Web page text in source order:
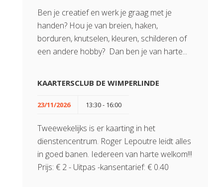
Ben je creatief en werk je graag met je
handen? Hou je van breien, haken,
borduren, knutselen, kleuren, schilderen of
een andere hobby? Dan ben je van harte...
KAARTERSCLUB DE WIMPERLINDE
23/11/2026 13:30 - 16:00
Tweewekelijks is er kaarting in het
dienstencentrum. Roger Lepoutre leidt alles
in goed banen. Iedereen van harte welkom!!!
Prijs: € 2 - Uitpas -kansentarief: € 0.40